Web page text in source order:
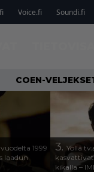
Voice.fi Soundi.fi
COEN-
1999
laadun
3. Yöllä
kikalla –